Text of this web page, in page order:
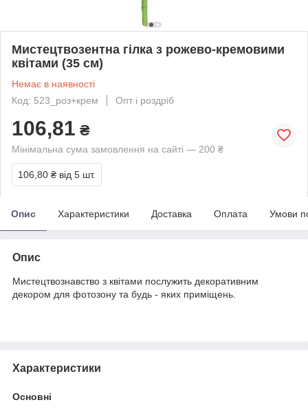
Мистецтвозентна гілка з рожево-кремовими
квітами (35 см)
Немає в наявності
Код: 523_роз+крем
Опт і роздріб
106,81 ₴
Мінімальна сума замовлення на сайті — 200 ₴
106,80 ₴ від 5 шт.
Опис Характеристики Доставка Оплата Умови
Опис
Мистецтвознавство з квітами послужить декоративним
декором для фотозону та будь - яких приміщень.
Характеристики
Основні